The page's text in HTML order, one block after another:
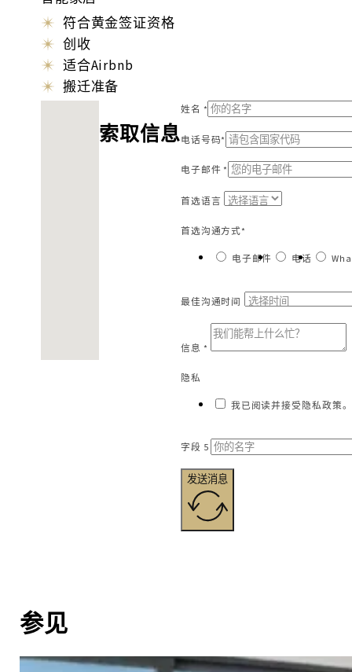
符合黄金签证资格
创收
适合Airbnb
搬迁准备
索取信息
姓名 *
电话号码*
电子邮件 *
首选语言
首选沟通方式*
电子邮件 电话
最佳沟通时间
信息 *
隐私
我已阅读并接受隐私政策
字段 5
发送消息
参见